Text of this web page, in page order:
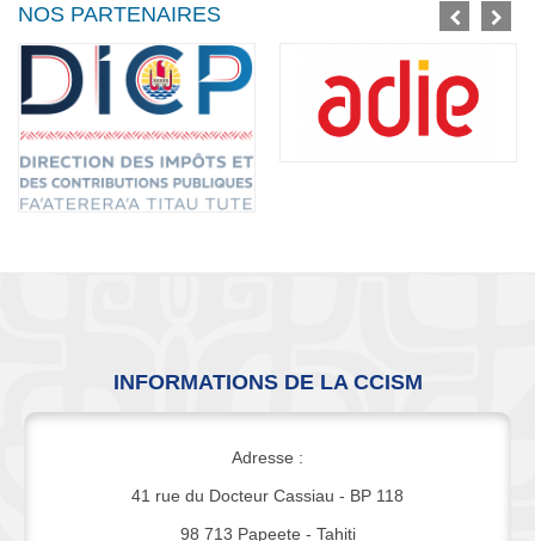
NOS PARTENAIRES
INFORMATIONS DE LA CCISM
Adresse :
41 rue du Docteur Cassiau - BP 118
98 713 Papeete - Tahiti